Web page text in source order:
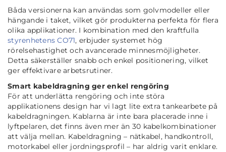
Båda versionerna kan användas som golvmodeller eller
hängande i taket, vilket gör produkterna perfekta för flera
olika applikationer. I kombination med den kraftfulla
styrenhetens CO71, erbjuder systemet hög
rörelsehastighet och avancerade minnesmöjligheter.
Detta säkerställer snabb och enkel positionering, vilket
ger effektivare arbetsrutiner.
Smart kabeldragning ger enkel rengöring
För att underlätta rengöring och inte störa
applikationens design har vi lagt lite extra tankearbete på
kabeldragningen. Kablarna är inte bara placerade inne i
lyftpelaren, det finns även mer än 30 kabelkombinationer
att välja mellan. Kabeldragning – nätkabel, handkontroll,
motorkabel eller jordningsprofil – har aldrig varit enklare.